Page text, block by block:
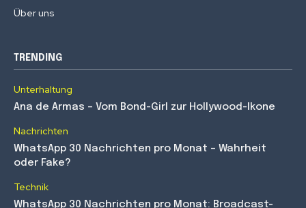
Über uns
TRENDING
Unterhaltung
Ana de Armas – Vom Bond-Girl zur Hollywood-Ikone
Nachrichten
WhatsApp 30 Nachrichten pro Monat – Wahrheit
oder Fake?
Technik
WhatsApp 30 Nachrichten pro Monat: Broadcast-